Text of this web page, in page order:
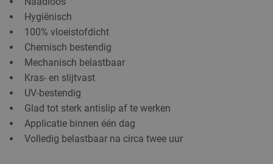
Hygiënisch
100% vloeistofdicht
Chemisch bestendig
Mechanisch belastbaar
Kras- en slijtvast
UV-bestendig
Glad tot sterk antislip af te werken
Applicatie binnen één dag
Volledig belastbaar na circa twee uur